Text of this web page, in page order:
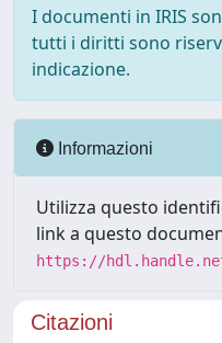
I documenti in IRIS
tutti i diritti sono
indicazione.
Informazioni
Utilizza questo
link a questo
https://
Citazioni